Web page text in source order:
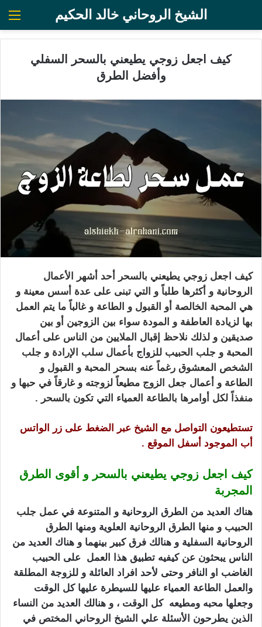
الشيخ الروحاني خالد الحكيم
كيف اجعل زوجي يطيعني بالسحر السفلي
وأفضل الطرق
كيف اجعل زوجي يطيعني بالسحر أحد أشهر الأعمال
الروحانية و أكثرها طلباً و التي تبنى على عدة أسس معينة و
هي المحبة الخالصة أو القبول و الطاعة و غالباً ما يتم العمل
بها لزيادة العاطفة و المودة سواء بين الزوجين أو بين
صديقين و لذلك نلاحظ إقبال الملايين من الناس على أعمال
المحبة و جلب الحبيب للز واج بأعمال سلب الإرادة و جلب
الشخص المعشوق رغماً عنه بسحر المحبة و القبول و
الطاعة و أعمال جعل الزوج مطيعاً لزوجته و غارقاً في حبها و
منفذاً لكل أوامرها بالطاعة العمياء التي تكون بالسحر .
تستطيعون التواصل مع الشيخ عبر الضغط على زر الواتس
أب الموجود أسفل الموقع .
كيف اجعل زوجي يطيعني بالسحر و أقوى الطرق
المجربة
هناك العديد من الطرق الروحانية و المتنوعة في عمل جلب
الحبيب و منها الطرق الروحانية العلوية ومنها الطرق
الروحانية السفلية و هنالك فرق كبير بينهما و هناك العديد من
الناس يبحثون عن كيفيه تطبيق هذا العمل على الحبيب
الغاضب او النافر وحتى لأحد افراد العائلة و للزوجة المطلقة
والعمل الطاعة العمياء عليها للسيطرة عليها كل الوقت
وجعلها محبه ومطيعه كل الوقت ، و هنالك العديد من النساء
الذين يطرحون الأسئلة علي الشيخ الروحاني المختص في